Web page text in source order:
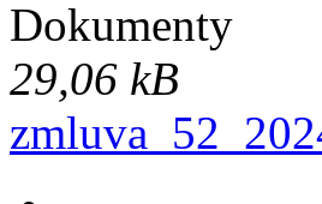
Dokumenty
29,06 kB